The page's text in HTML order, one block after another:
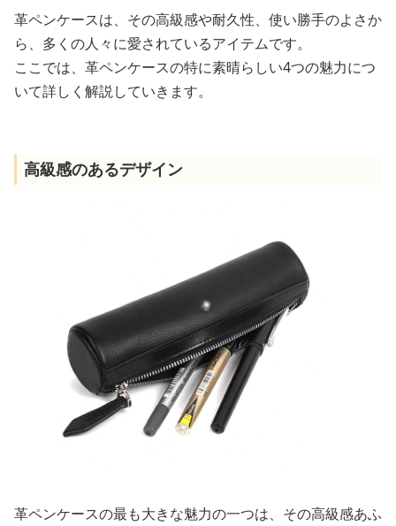
革ペンケースは、その高級感や耐久性、使い勝手のよさか
ら、多くの人々に愛されているアイテムです。
ここでは、革ペンケースの特に素晴らしい4つの魅力につ
いて詳しく解説していきます。
高級感のあるデザイン
革ペンケースの最も大きな魅力の一つは、その高級感あふ